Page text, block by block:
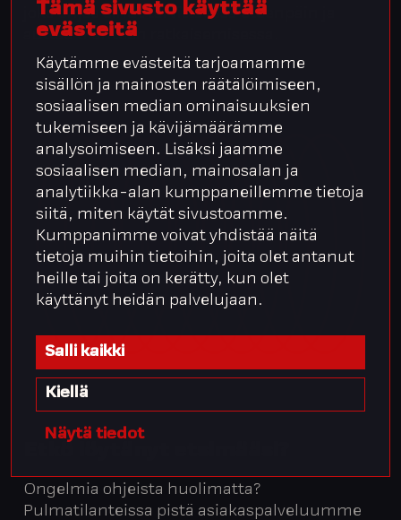
Tämä sivusto käyttää
evästeitä
Käytämme evästeitä tarjoamamme
sisällön ja mainosten räätälöimiseen,
sosiaalisen median ominaisuuksien
tukemiseen ja kävijämäärämme
analysoimiseen. Lisäksi jaamme
sosiaalisen median, mainosalan ja
analytiikka-alan kumppaneillemme tietoja
siitä, miten käytät sivustoamme.
Kumppanimme voivat yhdistää näitä
tietoja muihin tietoihin, joita olet antanut
heille tai joita on kerätty, kun olet
käyttänyt heidän palvelujaan.
Salli kaikki
Kiellä
Näytä tiedot
joka ohjaa sinut tarvittaessa eteenpäin ja
auttaa tilanteen ratkaisemisessa.
Ongelmia ohjeista huolimatta?
Pulmatilanteissa pistä asiakaspalveluumme